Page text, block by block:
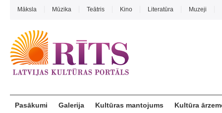
Māksla Mūzika Teātris Kino Literatūra Muzeji
Pasākumi Galerija Kultūras mantojums Kultūra